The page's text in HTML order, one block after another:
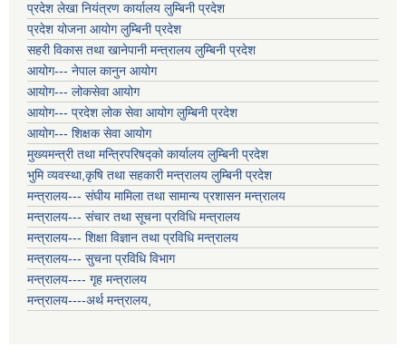
प्रदेश लेखा नियंत्रण कार्यालय लुम्बिनी प्रदेश
प्रदेश योजना आयोग लुम्बिनी प्रदेश
सहरी विकास तथा खानेपानी मन्त्रालय लुम्बिनी प्रदेश
आयोग--- नेपाल कानुन आयोग
आयोग--- लोकसेवा आयोग
आयोग--- प्रदेश लोक सेवा आयोग लुम्बिनी प्रदेश
आयोग--- शिक्षक सेवा आयोग
मुख्यमन्त्री तथा मन्त्रिपरिषद्को कार्यालय लुम्बिनी प्रदेश
भुमि व्यवस्था,कृषि तथा सहकारी मन्त्रालय लुम्बिनी प्रदेश
मन्त्रालय--- संघीय मामिला तथा सामान्य प्रशासन मन्त्रालय
मन्त्रालय--- संचार तथा सूचना प्रविधि मन्त्रालय
मन्त्रालय--- शिक्षा विज्ञान तथा प्रविधि मन्त्रालय
मन्त्रालय--- सुचना प्रविधि विभाग
मन्त्रालय---- गृह मन्त्रालय
मन्त्रालय----अर्थ मन्त्रालय,